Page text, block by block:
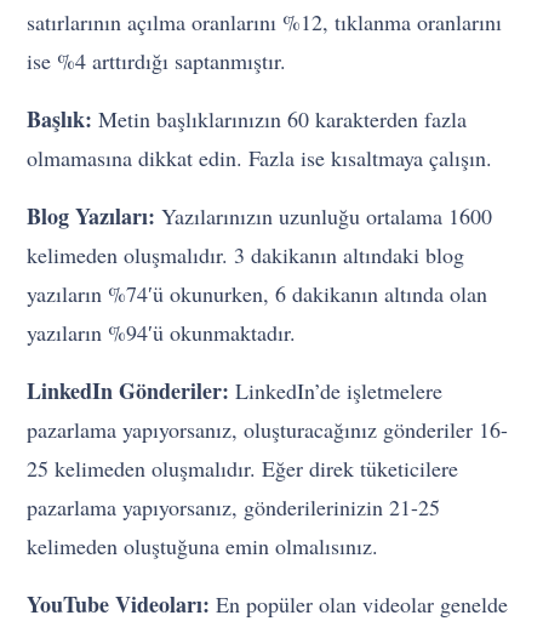
satırlarının açılma oranlarını %12, tıklanma oranlarını
ise %4 arttırdığı saptanmıştır.
Başlık: Metin başlıklarınızın 60 karakterden fazla
olmamasına dikkat edin. Fazla ise kısaltmaya çalışın.
Blog Yazıları: Yazılarınızın uzunluğu ortalama 1600
kelimeden oluşmalıdır. 3 dakikanın altındaki blog
yazıların %74′ü okunurken, 6 dakikanın altında olan
yazıların %94′ü okunmaktadır.
LinkedIn Gönderiler: LinkedIn’de işletmelere
pazarlama yapıyorsanız, oluşturacağınız gönderiler 16-
25 kelimeden oluşmalıdır. Eğer direk tüketicilere
pazarlama yapıyorsanız, gönderilerinizin 21-25
kelimeden oluştuğuna emin olmalısınız.
YouTube Videoları: En popüler olan videolar genelde